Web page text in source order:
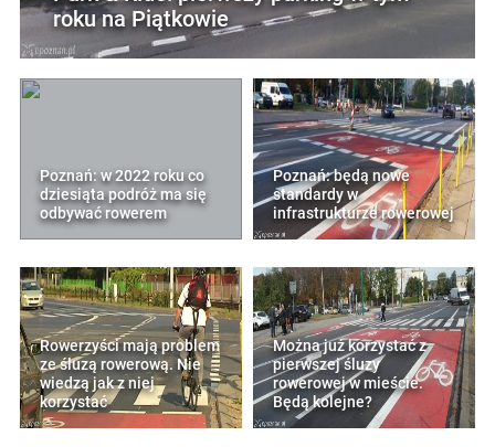
roku na Piątkowie
Poznań: w 2022 roku co
dziesiąta podróż ma się
odbywać rowerem
Poznań: będą nowe
standardy w
infrastrukturze rowerowej
Rowerzyści mają problem
ze śluzą rowerową. Nie
wiedzą jak z niej
korzystać
Można już korzystać z
pierwszej śluzy
rowerowej w mieście.
Będą kolejne?